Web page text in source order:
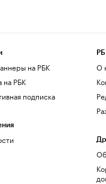
на РБК
на РБК
подписка
О